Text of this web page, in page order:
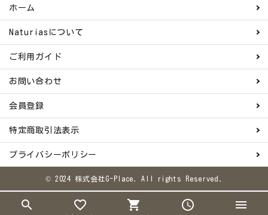
search favorite_border shopping_cart schedule menu
ホーム
Naturiasについて
ご利用ガイド
お問い合わせ
会員登録
特定商取引法表示
プライバシーポリシー
© 2024 株式会社G-Place. All rights Reserved.